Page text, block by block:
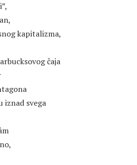
kapitalizma,
čaja
iznad svega